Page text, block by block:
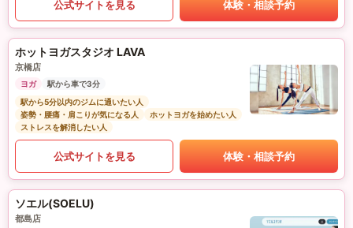
公式サイトを見る 体験・相談予約
ホットヨガスタジオ LAVA
京橋店
ヨガ
駅から車で3分
駅から5分以内のジムに通いたい人
姿勢・腰痛・肩こりが気になる人
ホットヨガを始めたい人
ストレスを解消したい人
公式サイトを見る 体験・相談予約
ソエル(SOELU)
都島店